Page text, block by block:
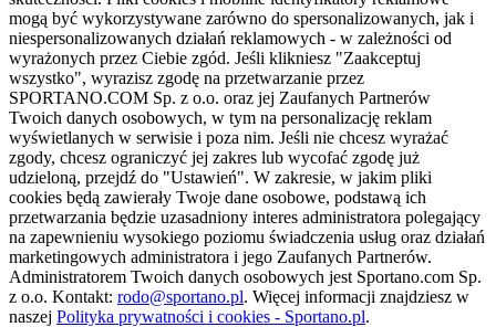
mogą być wykorzystywane zarówno do spersonalizowanych, jak i
niespersonalizowanych działań reklamowych - w zależności od
wyrażonych przez Ciebie zgód. Jeśli klikniesz "Zaakceptuj
wszystko", wyrazisz zgodę na przetwarzanie przez
SPORTANO.COM Sp. z o.o. oraz jej Zaufanych Partnerów
Twoich danych osobowych, w tym na personalizację reklam
wyświetlanych w serwisie i poza nim. Jeśli nie chcesz wyrażać
zgody, chcesz ograniczyć jej zakres lub wycofać zgodę już
udzieloną, przejdź do "Ustawień". W zakresie, w jakim pliki
cookies będą zawierały Twoje dane osobowe, podstawą ich
przetwarzania będzie uzasadniony interes administratora polegający
na zapewnieniu wysokiego poziomu świadczenia usług oraz działań
marketingowych administratora i jego Zaufanych Partnerów.
Administratorem Twoich danych osobowych jest Sportano.com Sp.
z o.o. Kontakt: rodo@sportano.pl. Więcej informacji znajdziesz w
naszej Polityka prywatności i cookies - Sportano.pl.